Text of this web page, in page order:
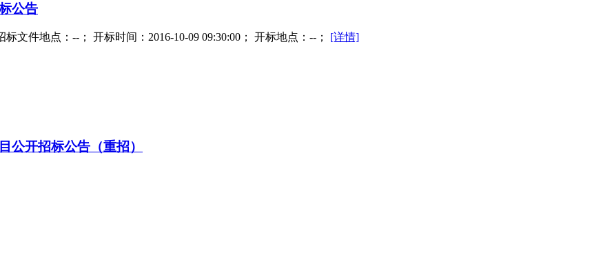
公告
文件地点：--； 开标时间：2016-10-09 09:30:00； 开标地点：--； [详情]
公开招标公告（重招）